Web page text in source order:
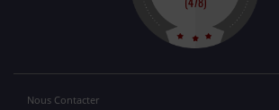
Nous Contacter